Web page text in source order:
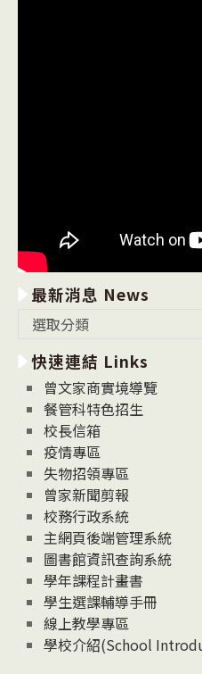
最新消息 News
消
息
News
選取分類
快速連結 Links
曾文家商實境導覽
餐管科特色招生
校長信箱
疫情專區
失物招領專區
曾家新聞剪報
校務行政系統
主網頁後端管理系統
圖書館資訊查詢系統
學年課程計畫書
學生選課輔導手冊
線上教學專區
學校介紹(School